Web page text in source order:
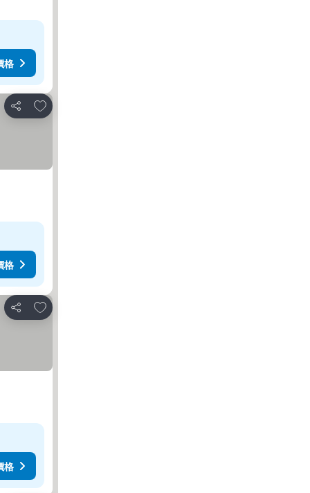
格
分享
加入我的最愛
格
分享
加入我的最愛
格